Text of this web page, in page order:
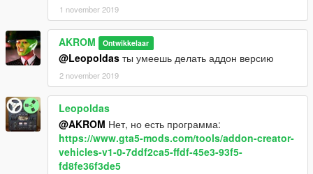
1 november 2019
AKROM Ontwikkelaar
@Leopoldas ты умеешь делать аддон версию
2 november 2019
Leopoldas
@AKROM Нет, но есть программа:
https://www.gta5-mods.com/tools/addon-creator-
vehicles-v1-0-7ddf2ca5-ffdf-45e3-93f5-
fd8fe36f3de5